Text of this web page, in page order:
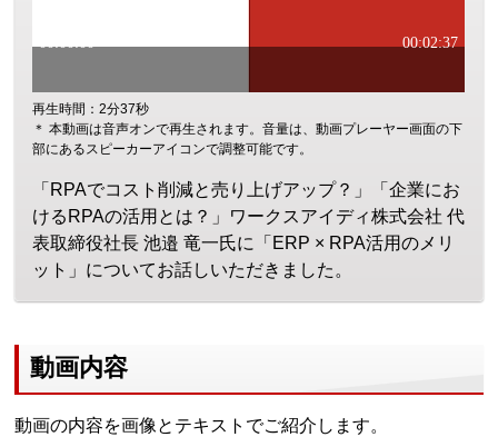
再生時間：2分37秒
＊ 本動画は音声オンで再生されます。音量は、動画プレーヤー画面の下
部にあるスピーカーアイコンで調整可能です。
「RPAでコスト削減と売り上げアップ？」「企業にお
けるRPAの活用とは？」ワークスアイディ株式会社 代
表取締役社長 池邉 竜一氏に「ERP × RPA活用のメリ
ット」についてお話しいただきました。
動画内容
動画の内容を画像とテキストでご紹介します。